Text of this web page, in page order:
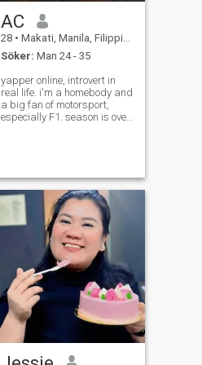
passar inte ihop. 🙄 Om du
är något på samma sida,
skicka mig ett meddelande!
AC
28 • Makati, Manila, Filippinerna
Söker: Man 24 - 35
yapper online, introvert in
real life. i'm a homebody and
a big fan of motorsport,
especially F1. season is over,
up. the world is